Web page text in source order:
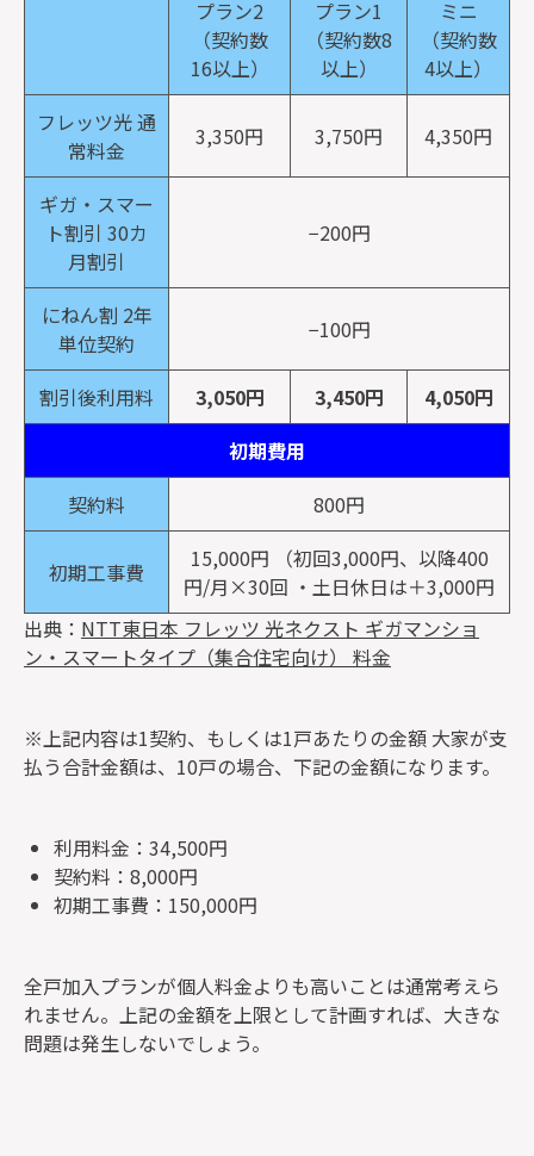
プラン2
（契約数
16以上）
プラン1
（契約数8
以上）
ミニ
（契約数
4以上）
フレッツ光 通
常料金
3,350円 3,750円 4,350円
ギガ・スマー
ト割引 30カ
月割引
−200円
にねん割 2年
単位契約
−100円
割引後利用料 3,050円 3,450円
4,050円
初期費用
契約料
800円
初期工事費
15,000円 （初回3,000円、以降400
円/月×30回 ・土日休日は＋3,000円
出典： NTT東日本 フレッツ 光ネクスト ギガマンショ
ン・スマートタイプ（集合住宅向け） 料金
※上記内容は1契約、もしくは1戸あたりの金額 大家が支
払う合計金額は、10戸の場合、下記の金額になります。
利用料金：34,500円
契約料：8,000円
初期工事費：150,000円
全戸加入プランが個人料金よりも高いことは通常考えら
れません。上記の金額を上限として計画すれば、大きな
問題は発生しないでしょう。